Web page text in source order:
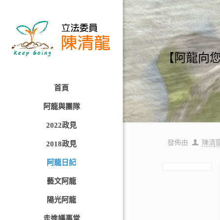
首頁
阿龍與團隊
2022政見
2018政見
阿龍日記
藝文阿龍
陽光阿龍
【阿龍向
發佈由 陳清